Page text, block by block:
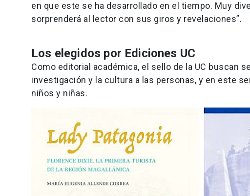
en que este se ha desarrollado en el tiempo. Muy
sorprenderá al lector con sus giros y revelaciones”.
Los elegidos por Ediciones UC
Como editorial académica, el sello de la UC buscan
investigación y la cultura a las personas, y en este
niños y niñas.